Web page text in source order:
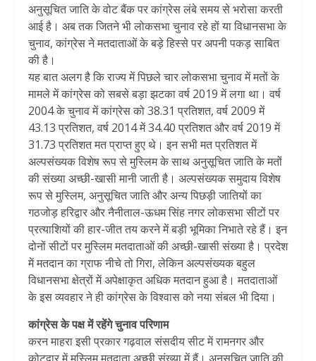
अनुसूचित जाति के वोट बैंक पर कांग्रेस लंबे समय से भरोसा करती
आई है। अब तक जितने भी लोकसभा चुनाव रहे हों या विधानसभा के
चुनाव, कांग्रेस ने मतदाताओं के बड़े हिस्से पर अपनी पकड़ साबित
की है।
यह बात अलग है कि राज्य में पिछले चार लोकसभा चुनाव में मतों के
मामले में कांग्रेस को सबसे बड़ा झटका वर्ष 2019 में लगा था। वर्ष
2004 के चुनाव में कांग्रेस को 38.31 प्रतिशत, वर्ष 2009 में
43.13 प्रतिशत, वर्ष 2014 में 34.40 प्रतिशत और वर्ष 2019 में
31.73 प्रतिशत मत प्राप्त हुए थे। इन सभी मत प्रतिशत में
अल्पसंख्यक विशेष रूप से मुस्लिम के साथ अनुसूचित जाति के मतों
की संख्या अच्छी-खासी मानी जाती है। अल्पसंख्यक समुदाय विशेष
रूप से मुस्लिम, अनुसूचित जाति और अन्य पिछड़ी जातियों का
गठजोड़ हरिद्वार और नैनीताल-ऊधम सिंह नगर लोकसभा सीटों पर
प्रत्याशियों की हार-जीत तय करने में बड़ी भूमिका निभाते रहे हैं। इन
दोनों सीटों पर मुस्लिम मतदाताओं की अच्छी-खासी संख्या है। प्रदेश
में मतदान का ग्राफ नीचे तो गिरा, लेकिन अल्पसंख्यक बहुल
विधानसभा क्षेत्रों में अपेक्षाकृत अधिक मतदान हुआ है। मतदाताओं
के इस व्यवहार ने ही कांग्रेस के विश्वास को नया संबल भी दिया।
कांग्रेस के पक्ष में रहेंगे चुनाव परिणाम
करन माहरा इसी प्रकार गढ़वाल संसदीय सीट में रामनगर और